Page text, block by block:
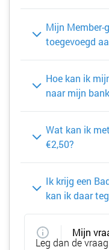
Mijn Member-
toegevoegd
Hoe kan ik
naar mijn
Wat kan ik
€2,50?
Ik krijg een
kan ik daar
Mijn
Leg dan de